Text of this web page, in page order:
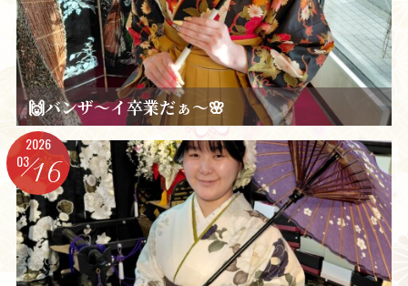
🙌バンザ～イ卒業だぁ～🌸
2026
0316